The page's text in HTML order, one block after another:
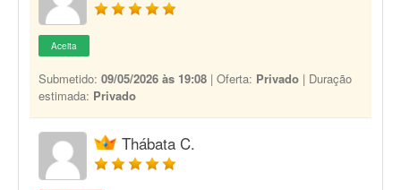
Aceita
Submetido: 09/05/2026 às 19:08 | Oferta: Privado | Duração
estimada: Privado
Thábata C.